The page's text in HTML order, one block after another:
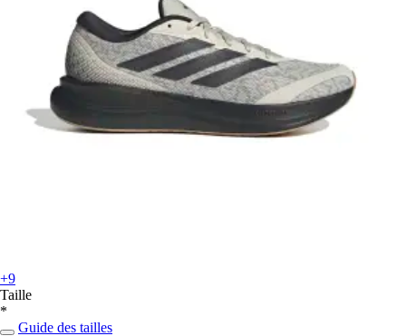
+9
Taille
*
Guide des tailles